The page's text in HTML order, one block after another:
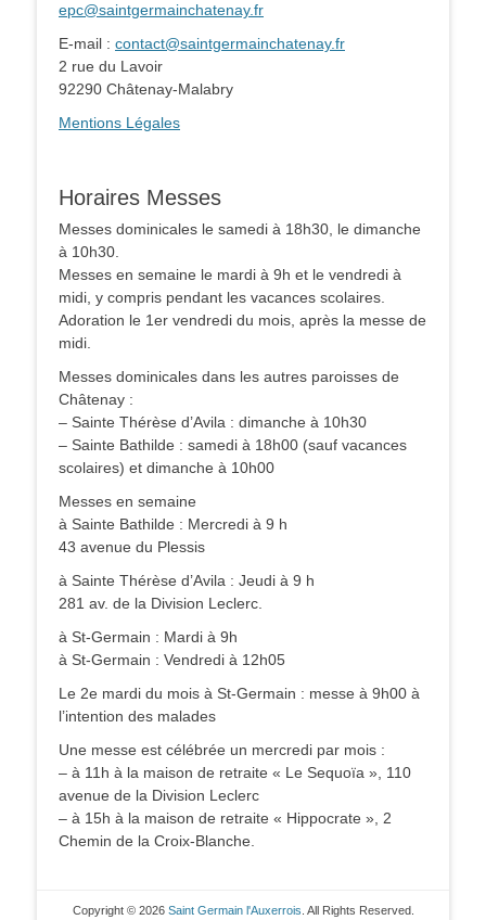
epc@saintgermainchatenay.fr
E-mail : contact@saintgermainchatenay.fr
2 rue du Lavoir
92290 Châtenay-Malabry
Mentions Légales
Horaires Messes
Messes dominicales le samedi à 18h30, le dimanche
à 10h30.
Messes en semaine le mardi à 9h et le vendredi à
midi, y compris pendant les vacances scolaires.
Adoration le 1er vendredi du mois, après la messe de
midi.
Messes dominicales dans les autres paroisses de
Châtenay :
– Sainte Thérèse d’Avila : dimanche à 10h30
– Sainte Bathilde : samedi à 18h00 (sauf vacances
scolaires) et dimanche à 10h00
Messes en semaine
à Sainte Bathilde : Mercredi à 9 h
43 avenue du Plessis
à Sainte Thérèse d’Avila : Jeudi à 9 h
281 av. de la Division Leclerc.
à St-Germain : Mardi à 9h
à St-Germain : Vendredi à 12h05
Le 2e mardi du mois à St-Germain : messe à 9h00 à
l’intention des malades
Une messe est célébrée un mercredi par mois :
– à 11h à la maison de retraite « Le Sequoïa », 110
avenue de la Division Leclerc
– à 15h à la maison de retraite « Hippocrate », 2
Chemin de la Croix-Blanche.
Copyright © 2026 Saint Germain l'Auxerrois . All Rights Reserved.